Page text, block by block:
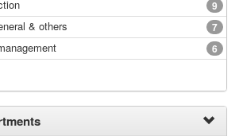
9
7
& others
6